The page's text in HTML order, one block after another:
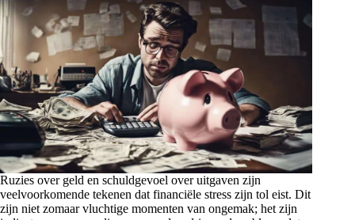
Ruzies over geld en schuldgevoel over uitgaven zijn
veelvoorkomende tekenen dat financiële stress zijn tol eist. Dit
zijn niet zomaar vluchtige momenten van ongemak; het zijn